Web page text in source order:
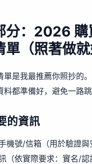
分：2026 購
單（照著做就
單是我最推薦你照抄的
料都準備好，避免一路跳
的資訊
機號/信箱（用於驗證與
（依實際要求：實名/認